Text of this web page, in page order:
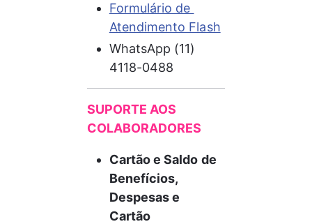
Formulário de
Atendimento Flash
WhatsApp (11)
4118-0488
SUPORTE AOS
COLABORADORES
Cartão e Saldo de
Benefícios,
Despesas e
Cartão